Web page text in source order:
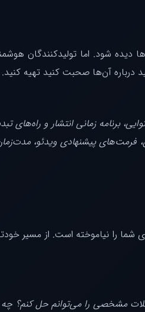
شود. اما تولیدکنندگان
آن‌ها صحبت کنید تهیه کنید.
تقویم محتوایی ۳۰ روزه ایجاد کن که شامل پایه‌های محتوایی،
فرمت‌های پیشنهادی ویدئو،
را نیاموخته است. از مسیر
مشخصی را می‌توانم حل کنم؟